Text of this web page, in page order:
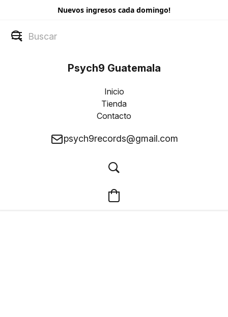
Nuevos ingresos cada domingo!
Psych9 Guatemala
Inicio
Tienda
Contacto
psych9records@gmail.com